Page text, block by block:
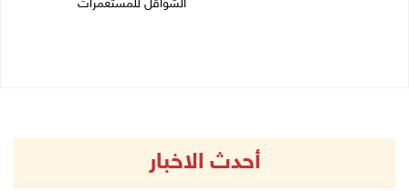
الشواقل للمستعمرات
أحدث الاخبار